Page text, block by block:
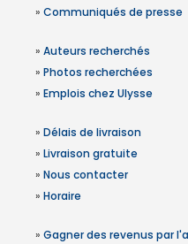
» Communiqués de presse
» Auteurs recherchés
» Photos recherchées
» Emplois chez Ulysse
» Délais de livraison
» Livraison gratuite
» Nous contacter
» Horaire
» Gagner des revenus par